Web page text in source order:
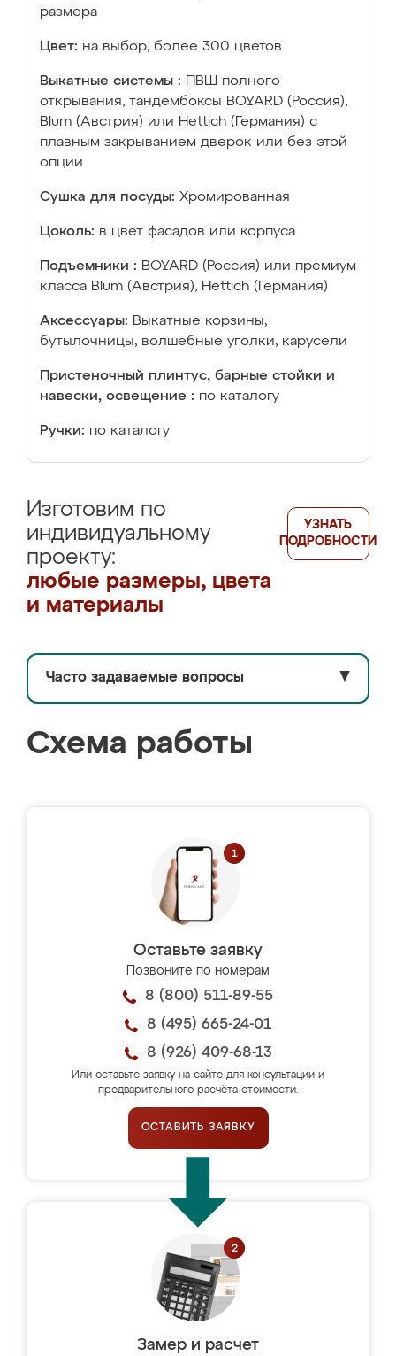
размера
Цвет: на выбор, более 300 цветов
Выкатные системы :
ПВШ полного
открывания, тандембоксы BOYARD (Россия),
Blum (Австрия) или Hettich (Германия) с
плавным закрыванием дверок или без этой
опции
Сушка для посуды: Хромированная
Цоколь: в цвет фасадов или корпуса
Подъемники : BOYARD (Россия) или премиум
класса Blum (Австрия), Hettich (Германия)
Аксессуары: Выкатные корзины,
бутылочницы, волшебные уголки, карусели
Пристеночный плинтус, барные стойки и
навески, освещение : по каталогу
Ручки: по каталогу
Изготовим по
индивидуальному
проекту:
любые размеры, цвета
и материалы
УЗНАТЬ
ПОДРОБНОСТИ
Часто задаваемые вопросы ▼
Схема работы
Оставьте заявку
Позвоните по номерам
8 (800) 511-89-55
8 (495) 665-24-01
8 (926) 409-68-13
Или оставьте заявку на сайте для консультации и
предварительного расчёта стоимости.
ОСТАВИТЬ ЗАЯВКУ
Замер и расчет